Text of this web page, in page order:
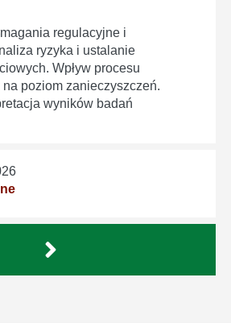
regulacyjne i
ryzyka i ustalanie
Wpływ procesu
poziom zanieczyszczeń.
wyników badań